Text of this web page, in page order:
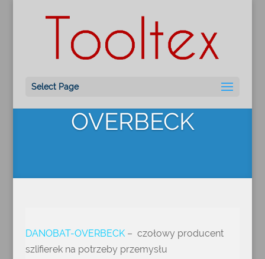
Select Page
SZLIFIERKI
DANOBAT-
OVERBECK
DANOBAT-OVERBECK – czołowy producent
szlifierek na potrzeby przemysłu